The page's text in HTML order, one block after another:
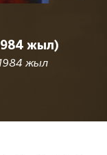
жыл)
жыл